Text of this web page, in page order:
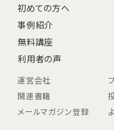
初めての方へ
事例紹介
無料講座
利用者の声
運営会社
関連書籍
メールマガジン登録